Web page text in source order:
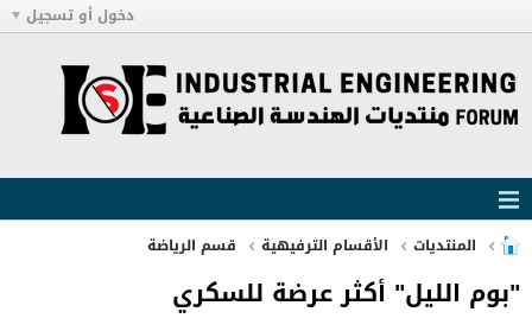
دخول أو تسجيل
المنتديات الأقسام الترفيهية قسم الرياضة
"بوم الليل" أكثر عرضة للسكري